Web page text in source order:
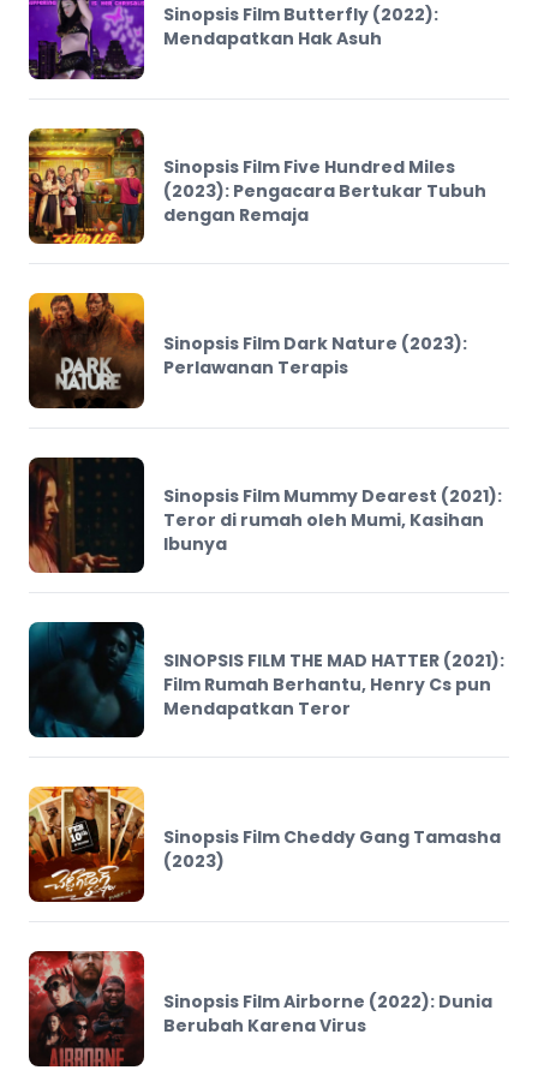
Sinopsis Film Butterfly (2022):
Mendapatkan Hak Asuh
Sinopsis Film Five Hundred Miles
(2023): Pengacara Bertukar Tubuh
dengan Remaja
Sinopsis Film Dark Nature (2023):
Perlawanan Terapis
Sinopsis Film Mummy Dearest (2021):
Teror di rumah oleh Mumi, Kasihan
Ibunya
SINOPSIS FILM THE MAD HATTER (2021):
Film Rumah Berhantu, Henry Cs pun
Mendapatkan Teror
Sinopsis Film Cheddy Gang Tamasha
(2023)
Sinopsis Film Airborne (2022): Dunia
Berubah Karena Virus